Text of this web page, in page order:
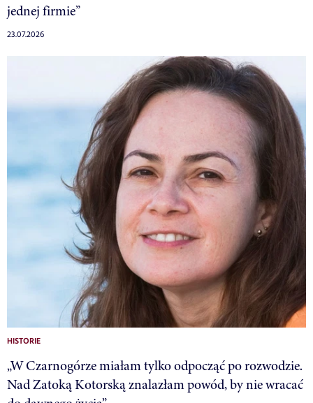
jednej firmie”
23.07.2026
HISTORIE
„W Czarnogórze miałam tylko odpocząć po rozwodzie.
Nad Zatoką Kotorską znalazłam powód, by nie wracać